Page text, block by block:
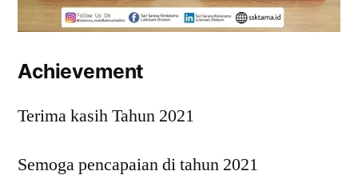
Achievement
Terima kasih Tahun 2021
Semoga pencapaian di tahun 2021